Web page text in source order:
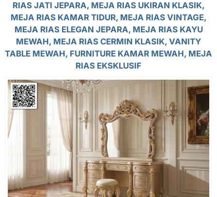
RIAS JATI JEPARA, MEJA RIAS UKIRAN KLASIK,
MEJA RIAS KAMAR TIDUR, MEJA RIAS VINTAGE,
MEJA RIAS ELEGAN JEPARA, MEJA RIAS KAYU
MEWAH, MEJA RIAS CERMIN KLASIK, VANITY
TABLE MEWAH, FURNITURE KAMAR MEWAH, MEJA
RIAS EKSKLUSIF